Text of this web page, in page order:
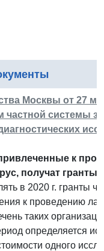
Москвы от 27
частной системы
к
получат гранты.
в 2020 г. гранты
к проведению
таких
определяется
одного